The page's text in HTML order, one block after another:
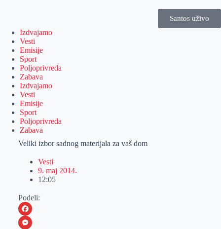
Santos uživo
Izdvajamo
Vesti
Emisije
Sport
Poljoprivreda
Zabava
Izdvajamo
Vesti
Emisije
Sport
Poljoprivreda
Zabava
Veliki izbor sadnog materijala za vaš dom
Vesti
9. maj 2014.
12:05
Podeli:
F